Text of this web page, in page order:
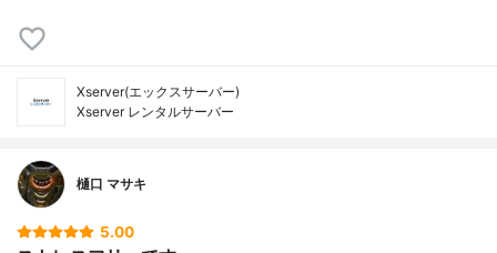
Xserver(エックスサーバー)
Xserver レンタルサーバー
樋口 マサキ
5.00